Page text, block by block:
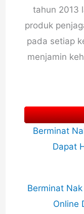
tahun 2013
produk
pada setiap
menjamin
Berminat
Dapat
Berminat Nak
Online